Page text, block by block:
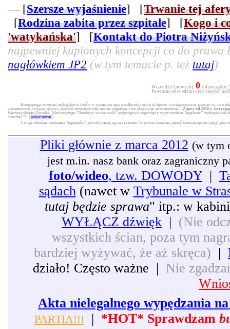
— [Szersze wyjaśnienie] [Trwanie tej
[Rodzina zabita przez szpitale] [Kogo i
'watykańska'] [Kontakt do Piotra
najpewniej kupionych koncepcji co do
nagłówkiem JP2 (w tym temacie p. też tutaj)
Wizyt dziś (nowych): 0, od początku
Powtórne odwiedziny tych samych
Kontynuując tu temat nielegalnych forów w wymiarze sprawiedliwości niech tu będzie wyeksponowane jeszcze to, co
anonimowość i własne sprawy, których normalnie nikt mu nie nagłaśnia i nie obserwuje permanentnie... Z góry od 2018 r.
Warszawskiego Ośrodka Telewizyjnego "Detektyw warszawski" podprogowo sugerujący swym tytułem "legalność"
i słuchać"? [pokaż temat]
Uwagi odnośnie rzekomej "legalności", powoływania się na rzekome "zapewne istnienie jakiejś kontroli operacyjnej" jako
Pliki głównie z marca 2012 (w tym
jest m.in. nasz bank oraz zagraniczny
foto/wideo, tzw. DOWODY|
sądach(nawet w Trybunale w
tutaj będzie sprawa" itp.: w
WYŁĄCZ dźwięk | (Nie
wszystkich ścian, poza tym
bardziej wyżywać, że aż skręca) |
działo! Często ważne | Nie
Akta nielegalnego wypędzania
PARTIA!!! | *HOT* Sprawdzam